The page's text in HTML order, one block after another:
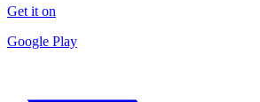
Get it on
Google Play